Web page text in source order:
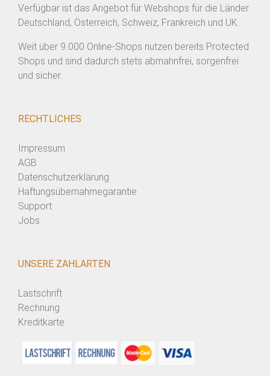
Verfügbar ist das Angebot für Webshops für die Länder
Deutschland, Österreich, Schweiz, Frankreich und UK.
Weit über 9.000 Online-Shops nutzen bereits Protected
Shops und sind dadurch stets abmahnfrei, sorgenfrei
und sicher.
RECHTLICHES
Impressum
AGB
Datenschutzerklärung
Haftungsübernahmegarantie
Support
Jobs
UNSERE ZAHLARTEN
Lastschrift
Rechnung
Kreditkarte